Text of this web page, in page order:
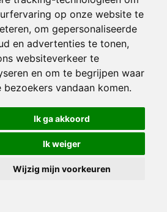
op onze website te
om gepersonaliseerde
en advertenties te tonen,
websiteverkeer te
en om te begrijpen waar
bezoekers vandaan komen.
Ik ga akkoord
Ik weiger
Wijzig mijn voorkeuren
|Website door FalcoTravel
betalen met